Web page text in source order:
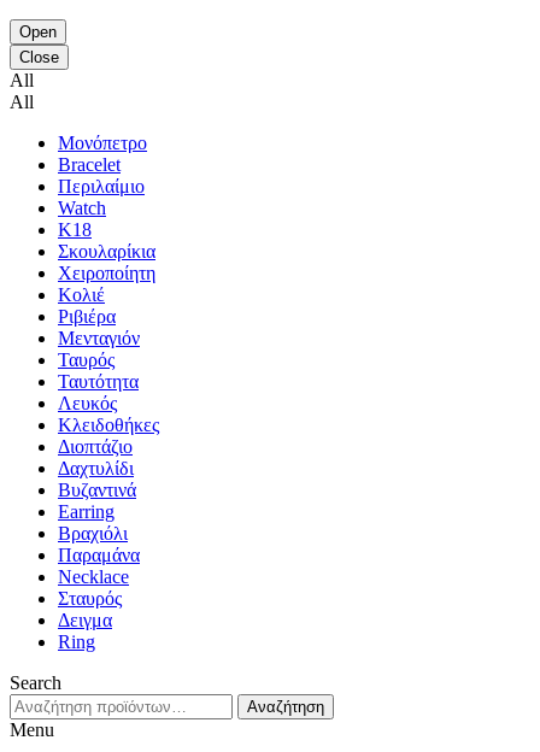
Open
Close
All
All
Μονόπετρο
Bracelet
Περιλαίμιο
Watch
K18
Σκουλαρίκια
Χειροποίητη
Κολιέ
Ριβιέρα
Μενταγιόν
Ταυρός
Ταυτότητα
Λευκός
Κλειδοθήκες
Διοπτάζιο
Δαχτυλίδι
Βυζαντινά
Earring
Βραχιόλι
Παραμάνα
Necklace
Σταυρός
Δειγμα
Ring
Search
Αναζήτηση
για:
Αναζήτηση
Menu